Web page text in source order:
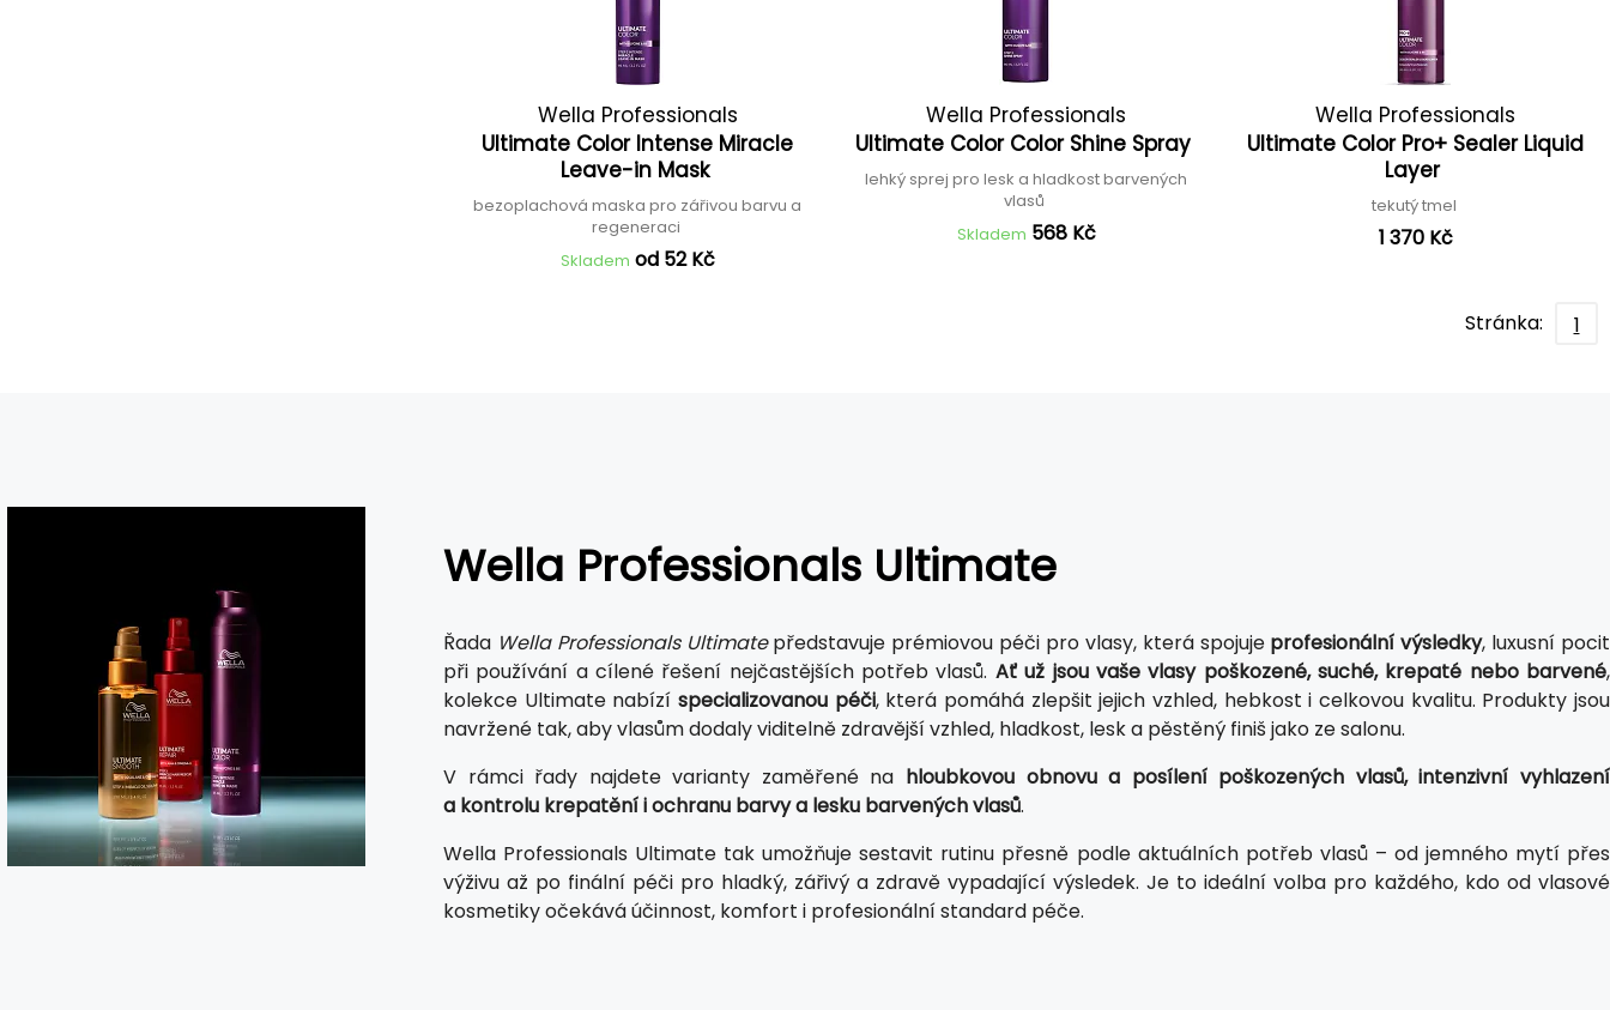
Wella Professionals
Ultimate Color Intense Miracle
Leave-in Mask
bezoplachová maska pro zářivou barvu a
regeneraci
Skladem od 52 Kč
Wella Professionals
Ultimate Color Color Shine Spray
lehký sprej pro lesk a hladkost barvených
vlasů
Skladem 568 Kč
Wella Professionals
Ultimate Color Pro+ Sealer Liquid
Layer
tekutý tmel
1 370 Kč
Stránka: 1
Wella Professionals Ultimate
Řada Wella Professionals Ultimatepředstavuje prémiovou péči pro vlasy, která spojuje profesionální výsledky, luxusní pocit
při používání a cílené řešení nejčastějších potřeb vlasů. Ať už jsou vaše vlasy poškozené, suché, krepaté nebo barvené,
kolekce Ultimate nabízí specializovanou péči, která pomáhá zlepšit jejich vzhled, hebkost i celkovou kvalitu. Produkty jsou
navržené tak, aby vlasům dodaly viditelně zdravější vzhled, hladkost, lesk a pěstěný finiš jako ze salonu.
V rámci řady najdete varianty zaměřené na hloubkovou obnovu a posílení poškozených vlasů, intenzivní vyhlazení
a kontrolu krepatění i ochranu barvy a lesku barvených vlasů.
Wella Professionals Ultimate tak umožňuje sestavit rutinu přesně podle aktuálních potřeb vlasů – od jemného mytí přes
výživu až po finální péči pro hladký, zářivý a zdravě vypadající výsledek. Je to ideální volba pro každého, kdo od vlasové
kosmetiky očekává účinnost, komfort i profesionální standard péče.